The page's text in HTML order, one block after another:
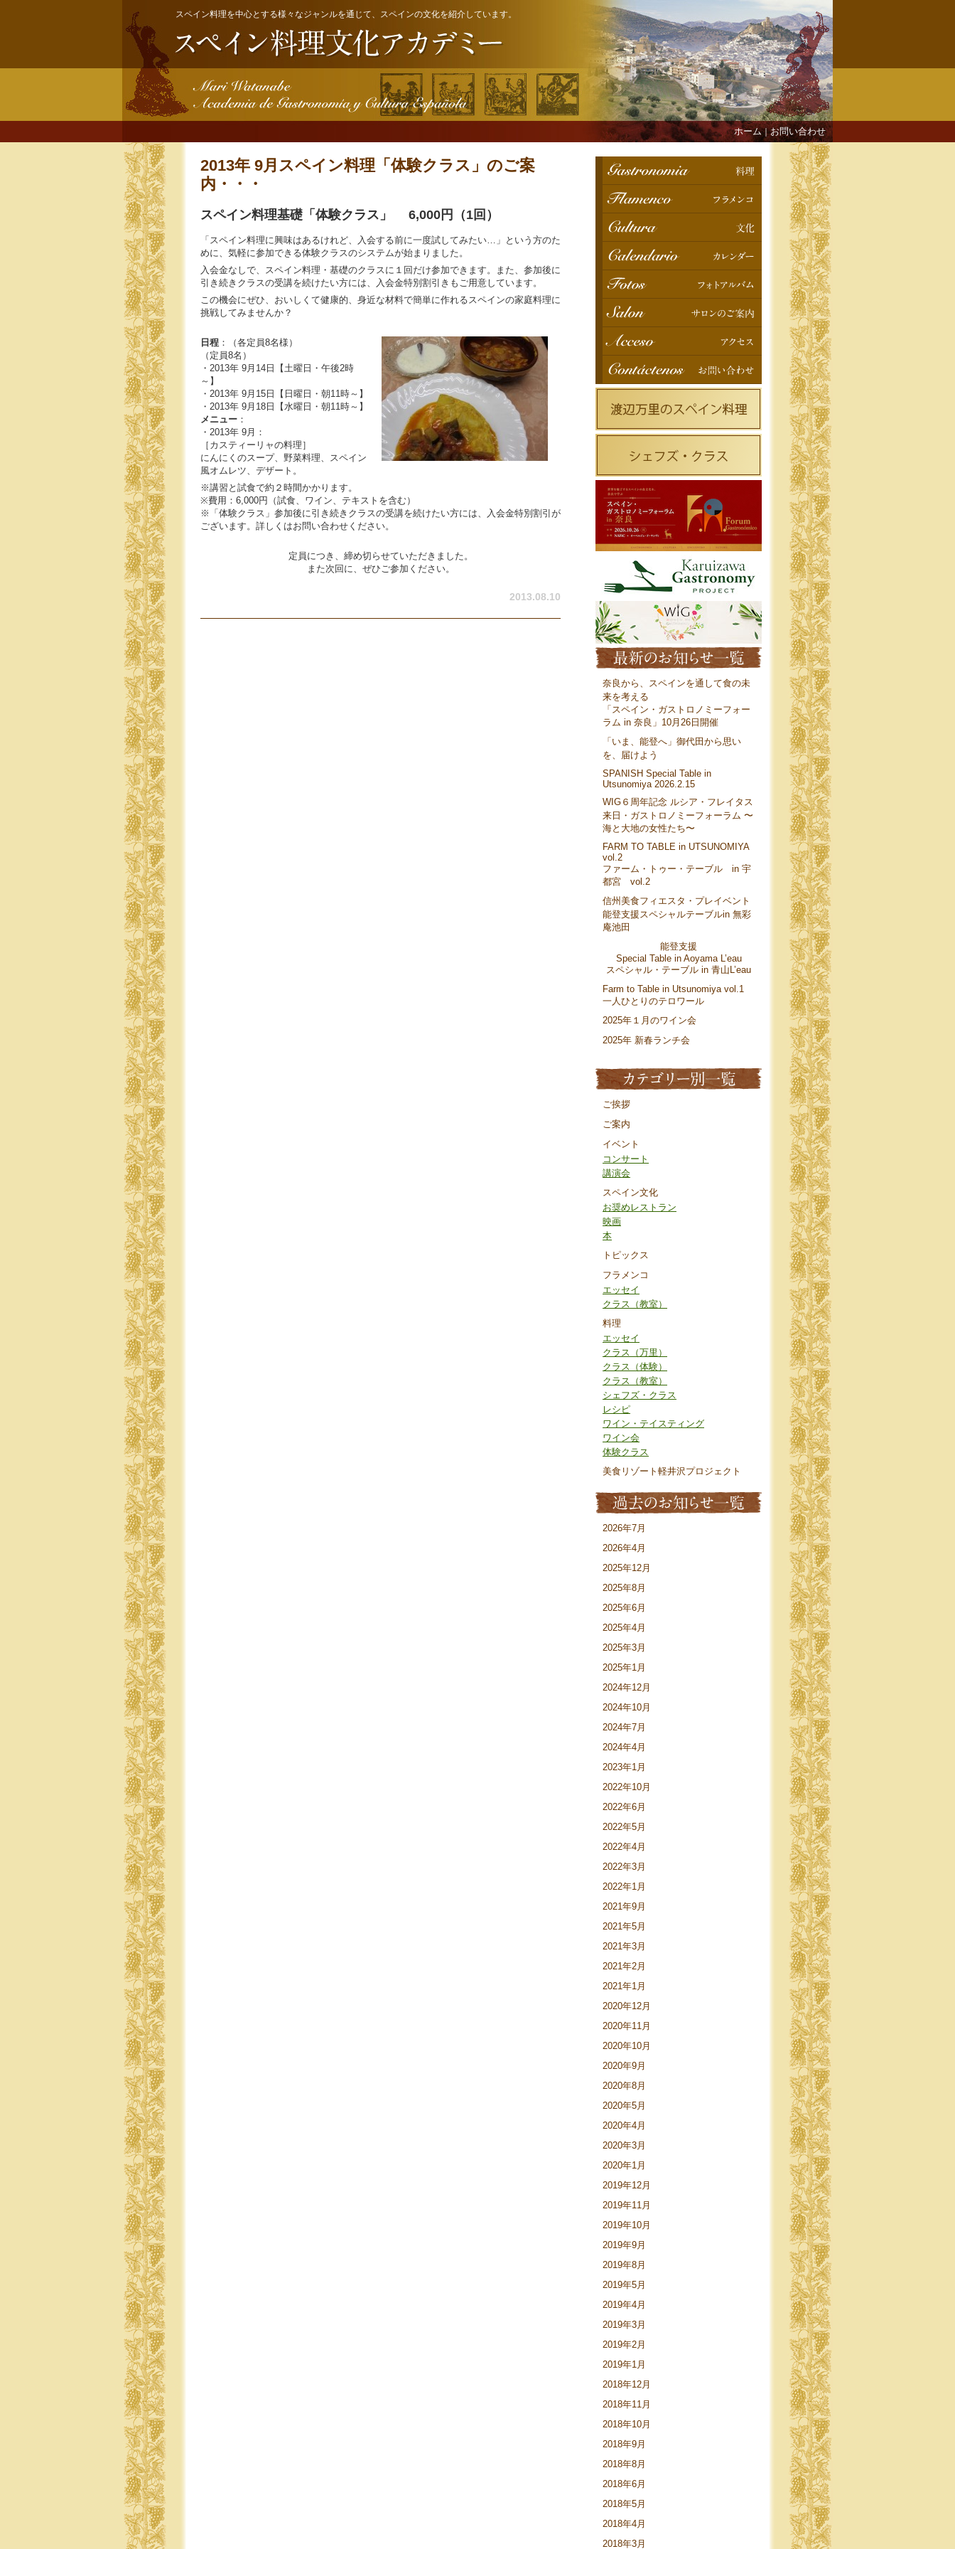
スペイン料理を中心とする様々なジャンルを通じて、スペインの文化を紹介しています。
ホーム｜お問い合わせ
2013年 9月スペイン料理「体験クラス」のご案
内・・・
スペイン料理基礎「体験クラス」 6,000円（1回）
「スペイン料理に興味はあるけれど、入会する前に一度試してみたい…」という方のた
めに、気軽に参加できる体験クラスのシステムが始まりました。
入会金なしで、スペイン料理・基礎のクラスに１回だけ参加できます。また、参加後に
引き続きクラスの受講を続けたい方には、入会金特別割引きもご用意しています。
この機会にぜひ、おいしくて健康的、身近な材料で簡単に作れるスペインの家庭料理に
挑戦してみませんか？
日程 ：（各定員8名様）
（定員8名）
・2013年 9月14日【土曜日・午後2時
～】
・2013年 9月15日【日曜日・朝11時～】
・2013年 9月18日【水曜日・朝11時～】
メニュー ：
・2013年 9月：
［カスティーリャの料理］
にんにくのスープ、野菜料理、スペイン
風オムレツ、デザート。
※講習と試食で約２時間かかります。
※費用：6,000円（試食、ワイン、テキストを含む）
※「体験クラス」参加後に引き続きクラスの受講を続けたい方には、入会金特別割引が
ございます。詳しくはお問い合わせください。
定員につき、締め切らせていただきました。
また次回に、ぜひご参加ください。
2013.08.10
奈良から、スペインを通して食の未
来を考える
「スペイン・ガストロノミーフォー
ラム in 奈良」10月26日開催
「いま、能登へ」御代田から思い
を、届けよう
SPANISH Special Table in
Utsunomiya 2026.2.15
WIG６周年記念 ルシア・フレイタス
来日・ガストロノミーフォーラム 〜
海と大地の女性たち〜
FARM TO TABLE in UTSUNOMIYA
vol.2
ファーム・トゥー・テーブル in 宇
都宮 vol.2
信州美食フィエスタ・プレイベント
能登支援スペシャルテーブルin 無彩
庵池田
能登支援
Special Table in Aoyama L’eau
スペシャル・テーブル in 青山L’eau
Farm to Table in Utsunomiya vol.1
一人ひとりのテロワール
2025年１月のワイン会
2025年 新春ランチ会
ご挨拶
ご案内
イベント
コンサート
講演会
スペイン文化
お奨めレストラン
映画
本
トピックス
フラメンコ
エッセイ
クラス（教室）
料理
エッセイ
クラス（万里）
クラス（体験）
クラス（教室）
シェフズ・クラス
レシピ
ワイン・テイスティング
ワイン会
体験クラス
美食リゾート軽井沢プロジェクト
2026年7月
2026年4月
2025年12月
2025年8月
2025年6月
2025年4月
2025年3月
2025年1月
2024年12月
2024年10月
2024年7月
2024年4月
2023年1月
2022年10月
2022年6月
2022年5月
2022年4月
2022年3月
2022年1月
2021年9月
2021年5月
2021年3月
2021年2月
2021年1月
2020年12月
2020年11月
2020年10月
2020年9月
2020年8月
2020年5月
2020年4月
2020年3月
2020年1月
2019年12月
2019年11月
2019年10月
2019年9月
2019年8月
2019年5月
2019年4月
2019年3月
2019年2月
2019年1月
2018年12月
2018年11月
2018年10月
2018年9月
2018年8月
2018年6月
2018年5月
2018年4月
2018年3月